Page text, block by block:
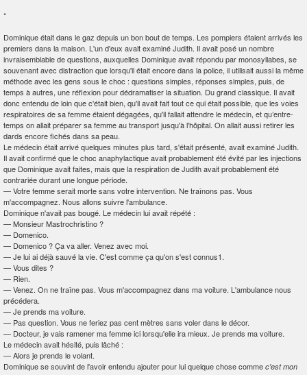
*
Dominique était dans le gaz depuis un bon bout de temps. Les pompiers étaient arrivés les
premiers dans la maison. L'un d'eux avait examiné Judith. Il avait posé un nombre
invraisemblable de questions, auxquelles Dominique avait répondu par monosyllabes, se
souvenant avec distraction que lorsqu'il était encore dans la police, il utilisait aussi la même
méthode avec les gens sous le choc : questions simples, réponses simples, puis, de
temps à autres, une réflexion pour dédramatiser la situation. Du grand classique. Il avait
donc entendu de loin que c'était bien, qu'il avait fait tout ce qui était possible, que les voies
respiratoires de sa femme étaient dégagées, qu'il fallait attendre le médecin, et qu’entre-
temps on allait préparer sa femme au transport jusqu'à l'hôpital. On allait aussi retirer les
dards encore fichés dans sa peau.
Le médecin était arrivé quelques minutes plus tard, s'était présenté, avait examiné Judith.
Il avait confirmé que le choc anaphylactique avait probablement été évité par les injections
que Dominique avait faites, mais que la respiration de Judith avait probablement été
contrariée durant une longue période.
—Votre femme serait morte sans votre intervention. Ne traînons pas. Vous
m'accompagnez. Nous allons suivre l'ambulance.
Dominique n'avait pas bougé. Le médecin lui avait répété :
—Monsieur Mastrochristino ?
— Domenico.
— Domenico ? Ça va aller. Venez avec moi.
—Je lui ai déjà sauvé la vie. C'est comme ça qu'on s'est connus1.
—Vous dites ?
— Rien.
—Venez. On ne traîne pas. Vous m'accompagnez dans ma voiture. L'ambulance nous
précédera.
—Je prends ma voiture.
— Pas question. Vous ne feriez pas cent mètres sans voler dans le décor.
— Docteur, je vais ramener ma femme ici lorsqu'elle ira mieux. Je prends ma voiture.
Le médecin avait hésité, puis lâché :
—Alors je prends le volant.
Dominique se souvint de l'avoir entendu ajouter pour lui quelque chose comme c'est mon